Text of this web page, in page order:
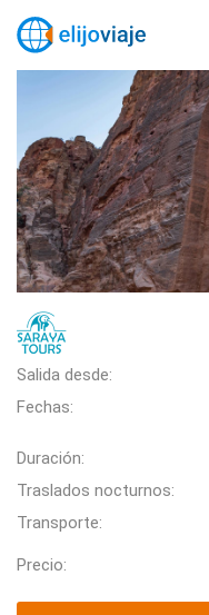
Salida desde:
Fechas:
Duración:
Traslados nocturnos:
Transporte:
Precio: